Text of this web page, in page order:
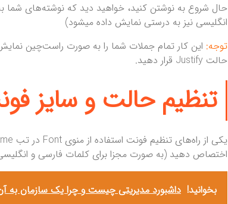
حال شروع به نوشتن کنید، خواهید دید که نوشته‌های
انگلیسی نیز به درستی نمایش داده میشود)
توجه:
حالت Justify قرار دهید.
تنظیم حالت و سایز
اختصاص دهید (به صورت مجزا برای کلمات فارسی و
بخوانید! داشبورد مدیریتی چیست و چرا یک سازمان به